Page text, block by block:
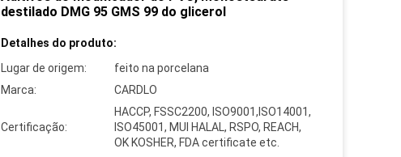
destilado DMG 95 GMS 99 do glicerol
Detalhes do produto:
Lugar de origem:
feito na porcelana
Marca:
CARDLO
Certificação:
HACCP, FSSC2200, ISO9001,ISO14001,
ISO45001, MUI HALAL, RSPO, REACH,
OK KOSHER, FDA certificate etc.